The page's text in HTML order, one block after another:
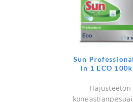
Sun
in 1 ECO
Hajusteeton